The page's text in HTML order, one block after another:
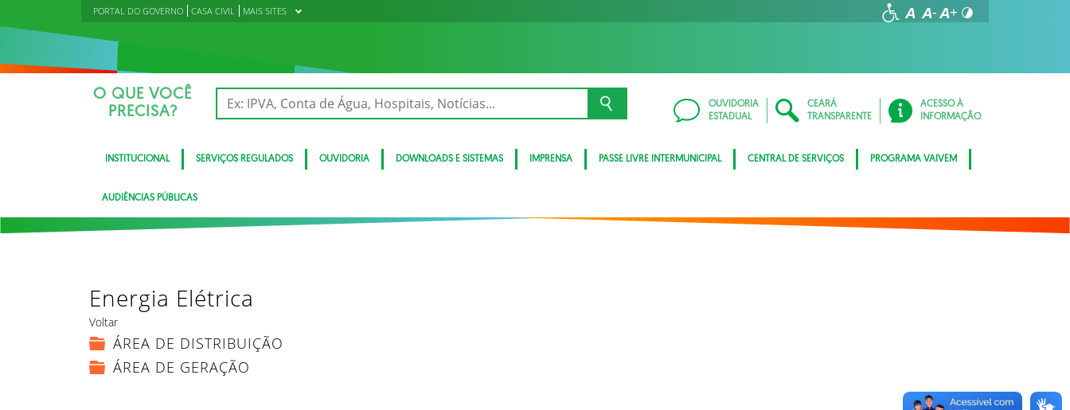
PORTAL DO GOVERNO CASA CIVIL MAIS SITES
O QUE VOCÊ
PRECISA?
OUVIDORIA
ESTADUAL
CEARÁ
TRANSPARENTE
ACESSO À
INFORMAÇÃO
INSTITUCIONAL SERVIÇOS REGULADOS OUVIDORIA DOWNLOADS E SISTEMAS IMPRENSA PASSE LIVRE INTERMUNICIPAL CENTRAL DE SERVIÇOS PROGRAMA VAIVEM
AUDIÊNCIAS PÚBLICAS
Energia Elétrica
Voltar
ÁREA DE DISTRIBUIÇÃO
ÁREA DE GERAÇÃO